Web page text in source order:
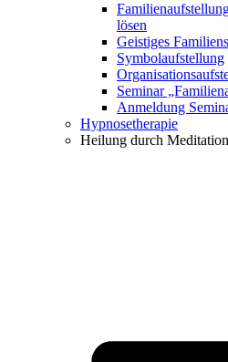
lösen
Geistiges
Symbolaufstellung
Seminar
Anmeldung
Hypnosetherapie
Heilung durch Meditation